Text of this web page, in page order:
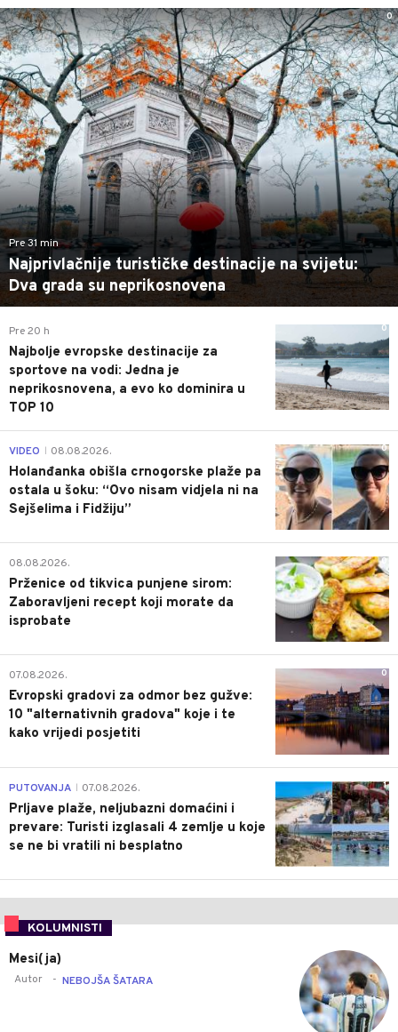
0
Pre 31 min
Najprivlačnije turističke destinacije na svijetu:
Dva grada su neprikosnovena
0
Pre 20 h
Najbolje evropske destinacije za
sportove na vodi: Jedna je
neprikosnovena, a evo ko dominira u
TOP 10
0
VIDEO 08.08.2026.
Holanđanka obišla crnogorske plaže pa
ostala u šoku: “Ovo nisam vidjela ni na
Sejšelima i Fidžiju”
0
08.08.2026.
Prženice od tikvica punjene sirom:
Zaboravljeni recept koji morate da
isprobate
0
07.08.2026.
Evropski gradovi za odmor bez gužve:
10 "alternativnih gradova" koje i te
kako vrijedi posjetiti
1
PUTOVANJA 07.08.2026.
Prljave plaže, neljubazni domaćini i
prevare: Turisti izglasali 4 zemlje u koje
se ne bi vratili ni besplatno
KOLUMNISTI
Autor - NEBOJŠA ŠATARA
Mesi(ja)